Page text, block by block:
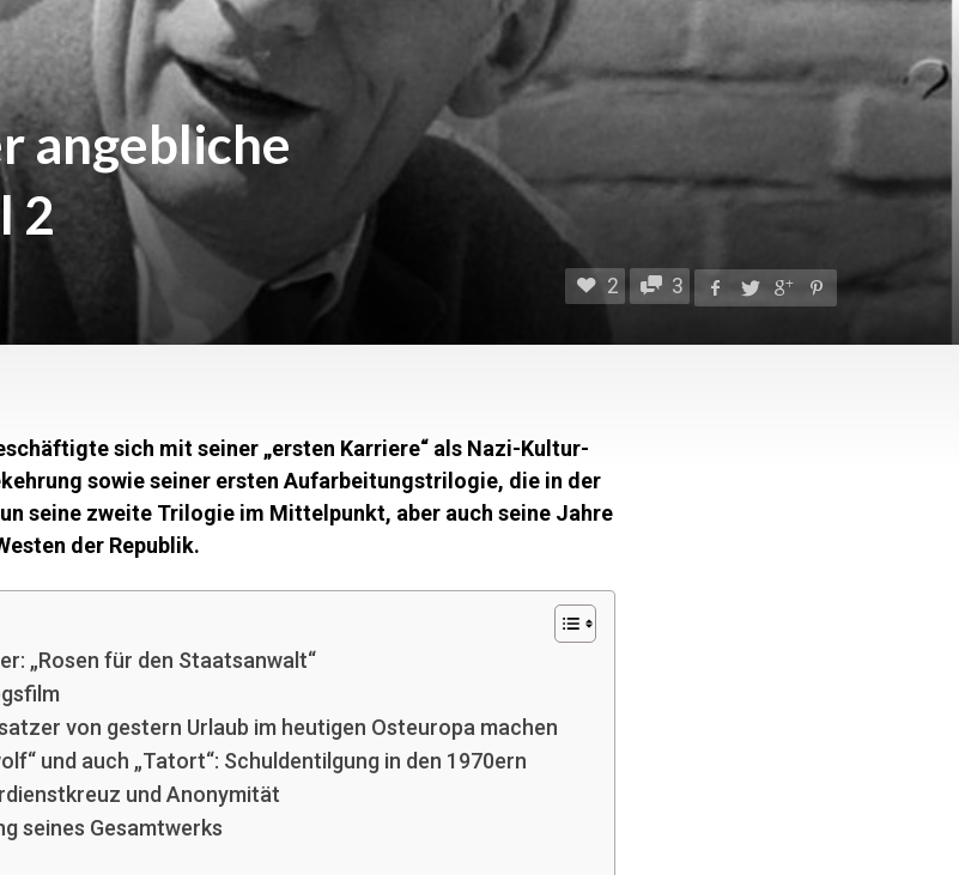
angebliche
2
2 3
sich mit seiner „ersten Karriere“ als Nazi-Kultur-
sowie seiner ersten Aufarbeitungstrilogie, die in der
seine zweite Trilogie im Mittelpunkt, aber auch seine Jahre
der Republik.
„Rosen für den Staatsanwalt“
von gestern Urlaub im heutigen Osteuropa machen
und auch „Tatort“: Schuldentilgung in den 1970ern
und Anonymität
seines Gesamtwerks